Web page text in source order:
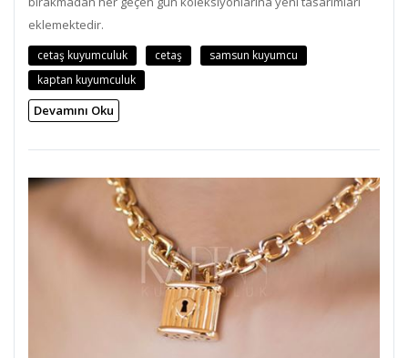
eklemektedir.
cetaş kuyumculuk cetaş
samsun kuyumcu
kaptan kuyumculuk
Devamını Oku